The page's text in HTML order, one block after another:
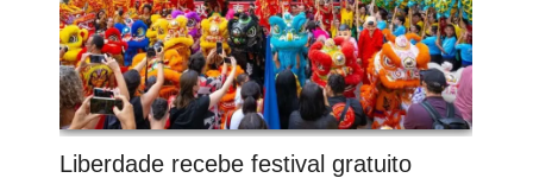
Liberdade recebe festival gratuito